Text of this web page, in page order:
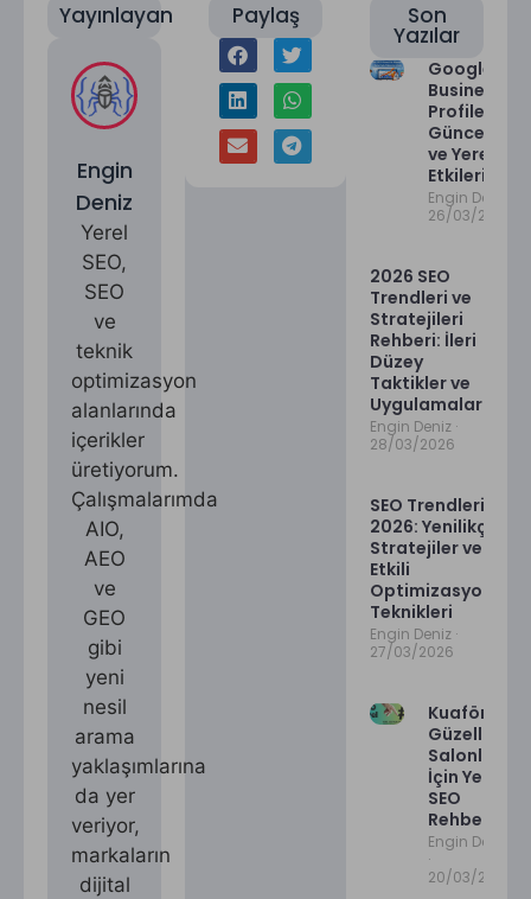
Yayınlayan
Engin
Deniz
Yerel
SEO,
SEO
ve
teknik
optimizasyon
alanlarında
içerikler
üretiyorum.
Çalışmalarımda
AIO,
AEO
ve
GEO
gibi
yeni
nesil
arama
yaklaşımlarına
da yer
veriyor,
markaların
dijital
Paylaş Son
Yazılar
Google
Business
Profile
ve Yerel SEO
Etkileri
Engin Deniz
26/03/2026
2026 SEO
Trendleri ve
Stratejileri
Rehberi: İleri
Düzey
Taktikler ve
Uygulamalar
Engin Deniz
28/03/2026
SEO Trendleri
2026: Yenilikçi
Stratejiler ve
Etkili
Optimizasyon
Teknikleri
Engin Deniz
27/03/2026
Kuaför ve
Güzellik
Salonları
İçin Yerel
SEO
Rehberi
Engin Deniz
20/03/2026